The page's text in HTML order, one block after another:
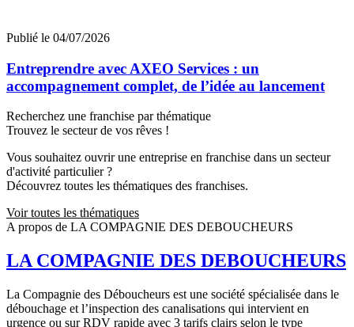
Publié le 04/07/2026
Entreprendre avec AXEO Services : un
accompagnement complet, de l’idée au lancement
Recherchez une franchise par thématique
Trouvez le secteur de vos rêves !
Vous souhaitez ouvrir une entreprise en franchise dans un secteur
d'activité particulier ?
Découvrez toutes les thématiques des franchises.
Voir toutes les thématiques
A propos de LA COMPAGNIE DES DEBOUCHEURS
LA COMPAGNIE DES DEBOUCHEURS
La Compagnie des Déboucheurs est une société spécialisée dans le
débouchage et l’inspection des canalisations qui intervient en
urgence ou sur RDV rapide avec 3 tarifs clairs selon le type